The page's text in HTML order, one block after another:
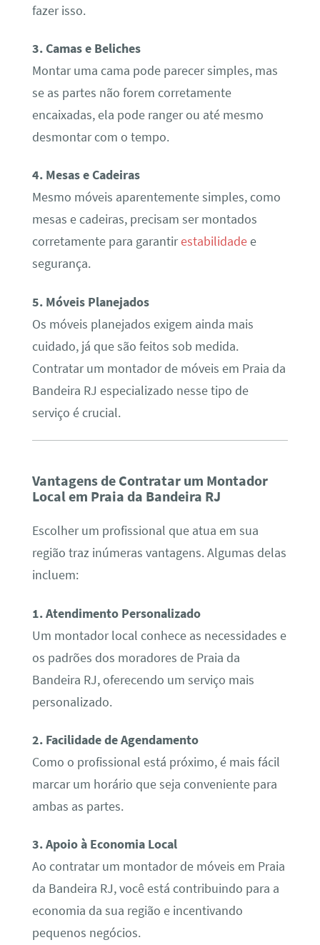
fazer isso.
3. Camas e Beliches
Montar uma cama pode parecer simples, mas
se as partes não forem corretamente
encaixadas, ela pode ranger ou até mesmo
desmontar com o tempo.
4. Mesas e Cadeiras
Mesmo móveis aparentemente simples, como
mesas e cadeiras, precisam ser montados
corretamente para garantirestabilidadee
segurança.
5. Móveis Planejados
Os móveis planejados exigem ainda mais
cuidado, já que são feitos sob medida.
Contratar um montador de móveis em Praia da
Bandeira RJ especializado nesse tipo de
serviço é crucial.
Vantagens de Contratar um Montador
Local em Praia da Bandeira RJ
Escolher um profissional que atua em sua
região traz inúmeras vantagens. Algumas delas
incluem:
1. Atendimento Personalizado
Um montador local conhece as necessidades e
os padrões dos moradores de Praia da
Bandeira RJ, oferecendo um serviço mais
personalizado.
2. Facilidade de Agendamento
Como o profissional está próximo, é mais fácil
marcar um horário que seja conveniente para
ambas as partes.
3. Apoio à Economia Local
Ao contratar um montador de móveis em Praia
da Bandeira RJ, você está contribuindo para a
economia da sua região e incentivando
pequenos negócios.